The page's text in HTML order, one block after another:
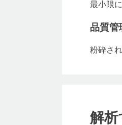
最小限
品質管
粉砕さ
解